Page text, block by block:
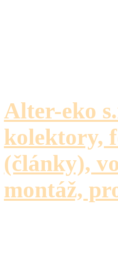
Alter-eko
kolektory,
(články),
montáž,